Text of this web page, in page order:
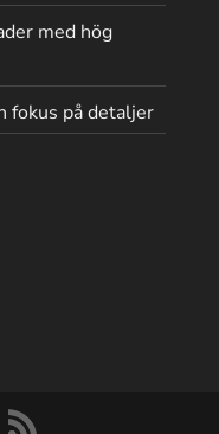
med hög
fokus på detaljer